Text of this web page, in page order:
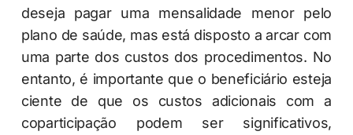
deseja pagar uma mensalidade menor pelo
plano de saúde, mas está disposto a arcar com
uma parte dos custos dos procedimentos. No
entanto, é importante que o beneficiário esteja
ciente de que os custos adicionais com a
coparticipação podem ser significativos,